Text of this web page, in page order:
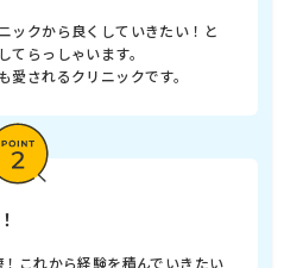
ックから良くしていきたい！と
てらっしゃいます。
されるクリニックです。
これから経験を積んでいきたい